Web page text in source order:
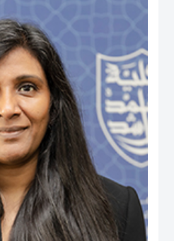
ريادة الأعمال، وعميدًا لجامعة في الكويت مؤخرًا.